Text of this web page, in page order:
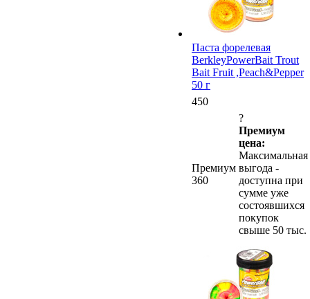
Паста форелевая
BerkleyPowerBait Trout
Bait Fruit ,Peach&Pepper
50 г
450
Премиум
360
?
Премиум
цена:
Максимальная
выгода -
доступна при
сумме уже
состоявшихся
покупок
свыше 50 тыс.